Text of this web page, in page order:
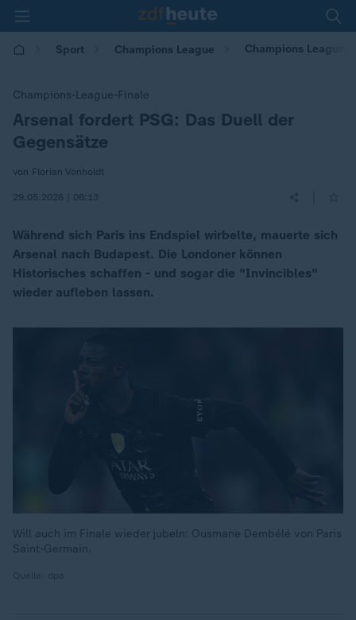
Sport Champions League Champions League:
Champions-League-Finale
:
Arsenal fordert PSG: Das Duell der
Gegensätze
von Florian Vonholdt
29.05.2026 | 06:13
Während sich Paris ins Endspiel wirbelte, mauerte sich
Arsenal nach Budapest. Die Londoner können
Historisches schaffen - und sogar die "Invincibles"
wieder aufleben lassen.
Will auch im Finale wieder jubeln: Ousmane Dembélé von Paris
Saint-Germain.